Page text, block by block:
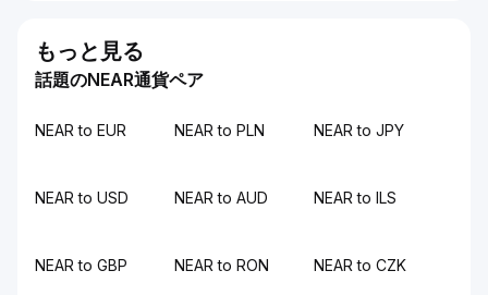
もっと見る
話題のNEAR通貨ペア
NEAR to EUR NEAR to PLN NEAR to JPY
NEAR to USD NEAR to AUD NEAR to ILS
NEAR to GBP NEAR to RON NEAR to CZK